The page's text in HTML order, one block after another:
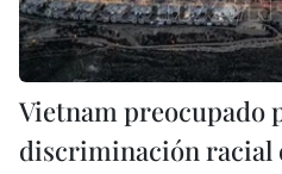
Vietnam preocupado
discriminación racial